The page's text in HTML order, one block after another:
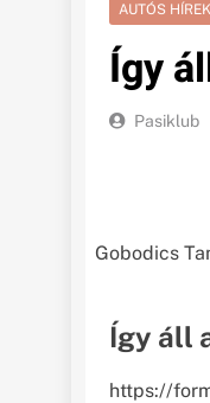
AUTÓS HÍREK
Így
Pasiklub
Gobodics
Így áll
https://